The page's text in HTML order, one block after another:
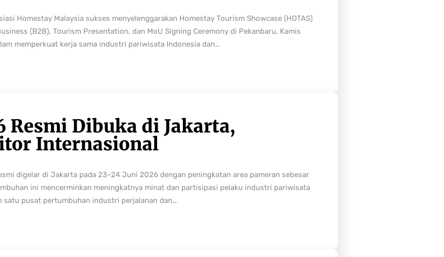
Homestay Malaysia sukses menyelenggarakan Homestay Tourism Showcase (HOTAS)
(B2B), Tourism Presentation, dan MoU Signing Ceremony di Pekanbaru, Kamis
memperkuat kerja sama industri pariwisata Indonesia dan…
Resmi Dibuka di Jakarta,
Internasional
digelar di Jakarta pada 23–24 Juni 2026 dengan peningkatan area pameran sebesar
ini mencerminkan meningkatnya minat dan partisipasi pelaku industri pariwisata
satu pusat pertumbuhan industri perjalanan dan…